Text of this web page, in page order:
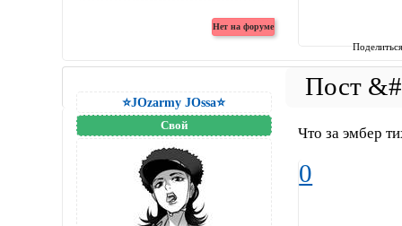
⭐JOzarmy JOssa⭐
Свой Что за эмбер
0